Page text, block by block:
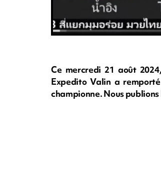
Ce mercredi 21 août
Expedito Valin a
championne. Nous